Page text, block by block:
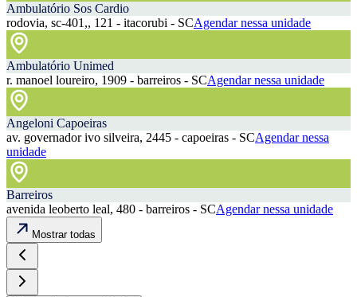
Ambulatório Sos Cardio
rodovia, sc-401,, 121 - itacorubi - SCAgendar nessa unidade
Ambulatório Unimed
r. manoel loureiro, 1909 - barreiros - SCAgendar nessa unidade
Angeloni Capoeiras
av. governador ivo silveira, 2445 - capoeiras - SCAgendar nessa
unidade
Barreiros
avenida leoberto leal, 480 - barreiros - SCAgendar nessa unidade
Mostrar todas